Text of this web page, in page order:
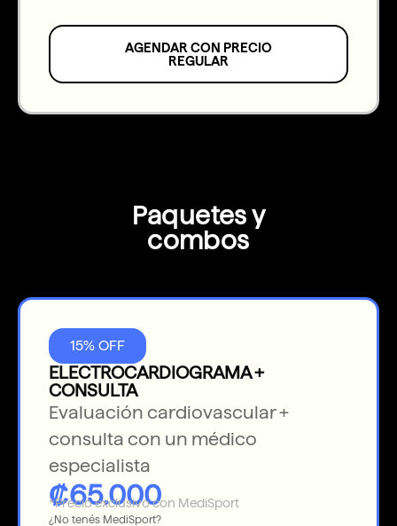
AGENDAR CON PRECIO
REGULAR
Paquetes y
combos
15% OFF
ELECTROCARDIOGRAMA +
CONSULTA
Evaluación cardiovascular +
consulta con un médico
especialista
₡65.000
*Precio exclusivo con MediSport
¿No tenés MediSport?